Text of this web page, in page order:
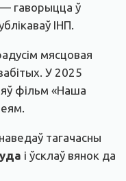
гаворыцца ў
ІНП.
мясцовая
У 2025
фільм «Наша
тагачасны
і ўсклаў вянок да